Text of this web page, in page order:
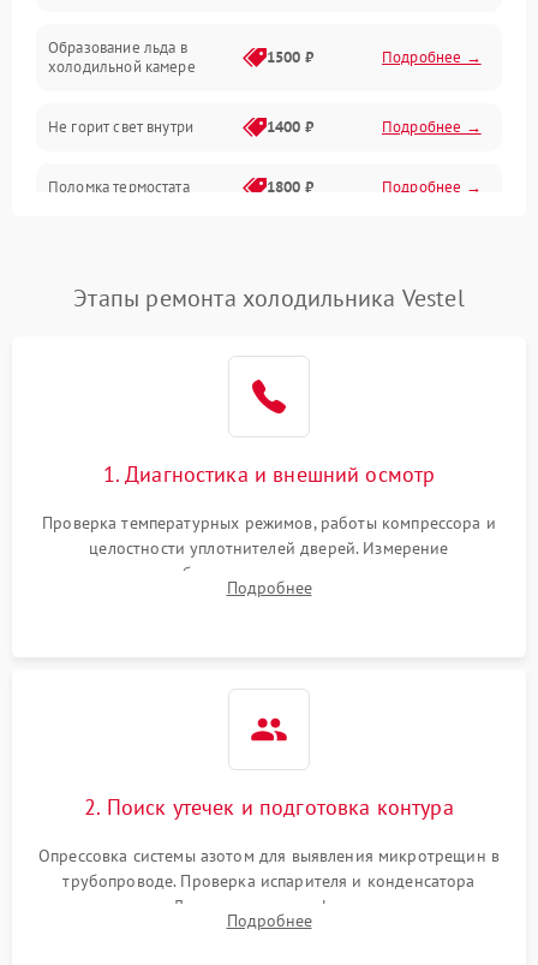
Образование льда в
холодильной камере
1500 ₽ Подробнее →
Не горит свет внутри 1400 ₽ Подробнее →
Поломка термостата 1800 ₽ Подробнее →
Поломка системы No Frost 2600 ₽ Подробнее →
работе
2000 ₽ Подробнее →
1000 ₽
1800 ₽
Этапы ремонта холодильника Vestel
1. Диагностика и внешний осмотр
Проверка температурных режимов, работы компрессора и
целостности уплотнителей дверей. Измерение
сопротивления обмоток мотора, проверка термостата и
считывание кодов ошибок с электронного дисплея.
Подробнее
2. Поиск утечек и подготовка контура
Опрессовка системы азотом для выявления микротрещин в
трубопроводе. Проверка испарителя и конденсатора
течеискателем. Демонтаж старого фильтра-осушителя и
продувка капиллярной трубки для устранения засоров.
Подробнее